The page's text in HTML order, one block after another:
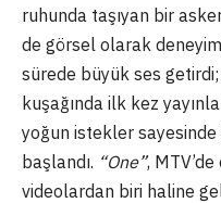
ruhunda taşıyan bir
de görsel olarak
sürede büyük ses getirdi;
kuşağında ilk kez
yoğun istekler
başlandı. “One”,
videolardan biri haline